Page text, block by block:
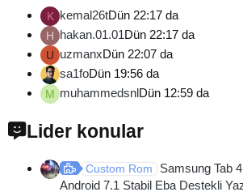
K kemal26tDün 22:17 da
H hakan.01.01Dün 22:17 da
U uzmanxDün 22:07 da
sa1foDün 19:56 da
M muhammedsnlDün 12:59 da
Lider konular
Custom Rom
Samsung Tab
Android 7.1 Stabil Eba Destekli